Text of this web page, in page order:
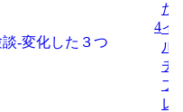
た
4イ
ル
チ
ブ
レ